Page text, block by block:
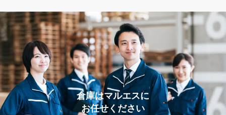
倉庫はマルエスに
お任せください